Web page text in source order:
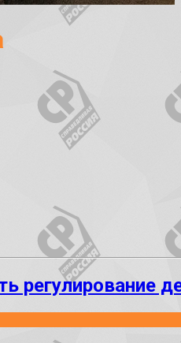
регулирование